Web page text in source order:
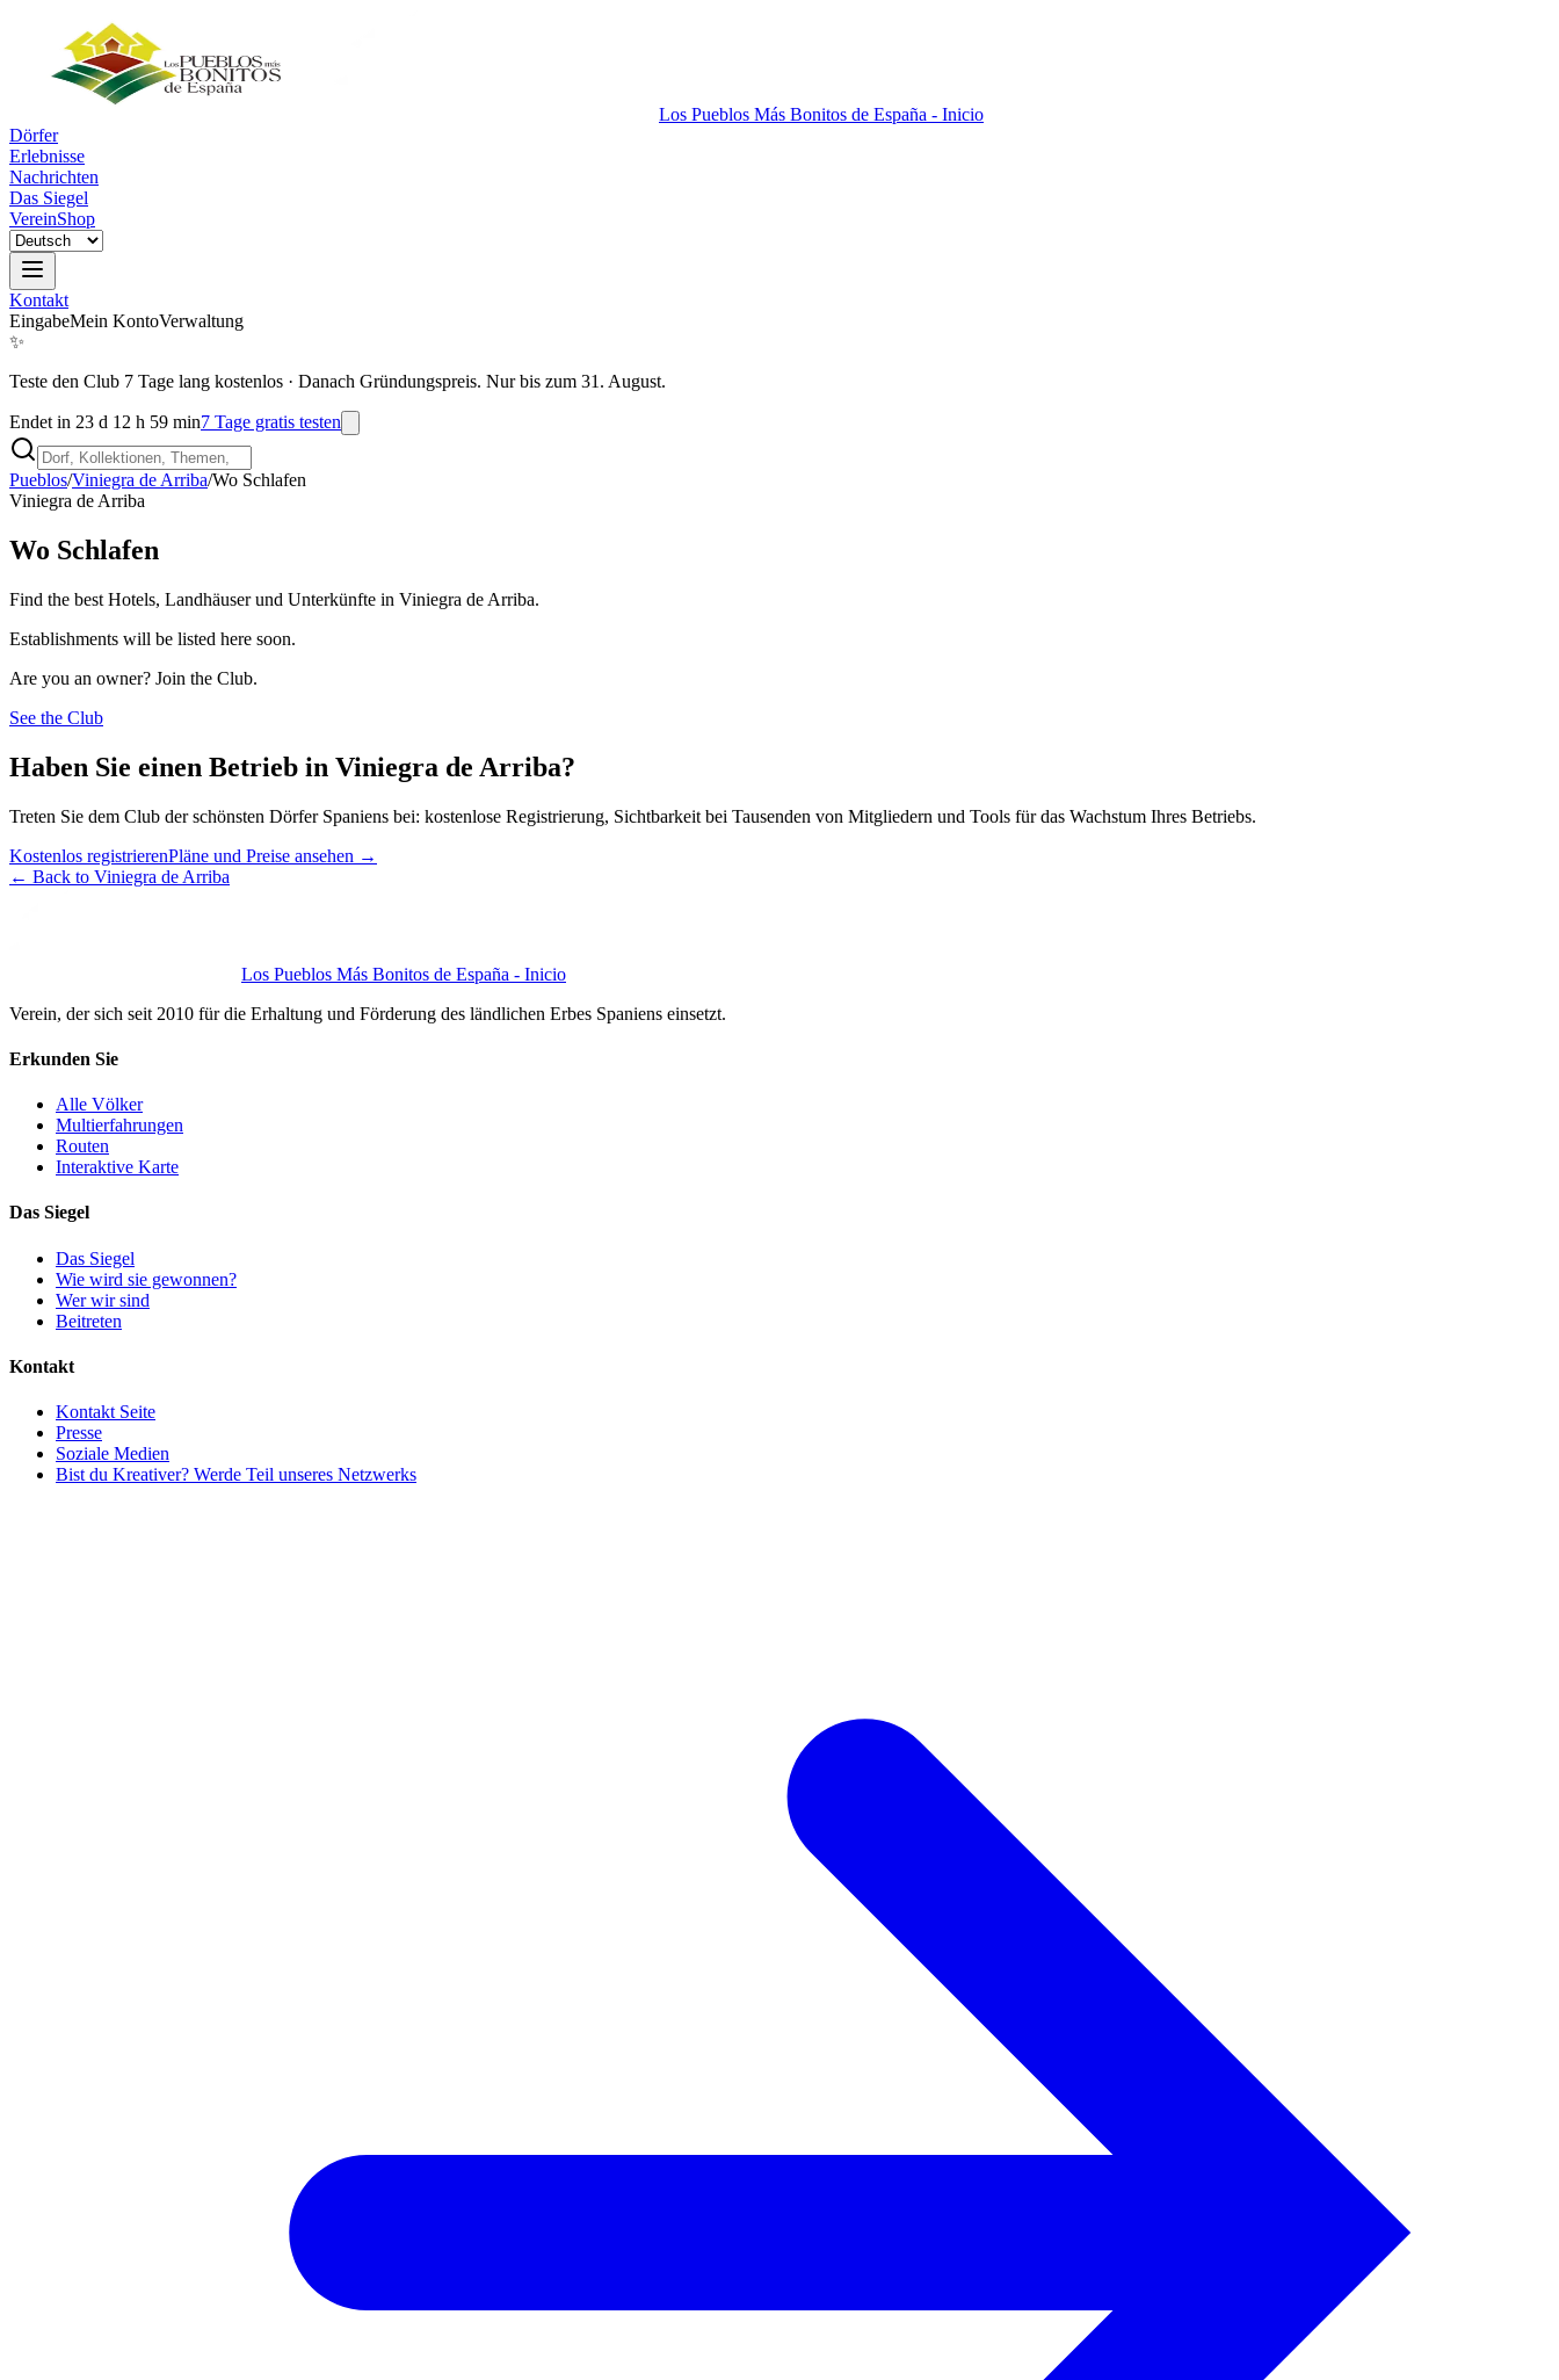
Los Pueblos Más Bonitos de España - Inicio
Dörfer
Erlebnisse
Nachrichten
Das Siegel
VereinShop
Kontakt
EingabeMein KontoVerwaltung
✨
Teste den Club 7 Tage lang kostenlos · Danach Gründungspreis. Nur bis zum 31. August.
Endet in 23 d 12 h 59 min7 Tage gratis testen
Pueblos/Viniegra de Arriba/Wo Schlafen
Viniegra de Arriba
Wo Schlafen
Find the best Hotels, Landhäuser und Unterkünfte in Viniegra de Arriba.
Establishments will be listed here soon.
Are you an owner? Join the Club.
See the Club
Haben Sie einen Betrieb in Viniegra de Arriba?
Treten Sie dem Club der schönsten Dörfer Spaniens bei: kostenlose Registrierung, Sichtbarkeit bei Tausenden von Mitgliedern und Tools für das Wachstum Ihres Betriebs.
Kostenlos registrierenPläne und Preise ansehen →
← Back to Viniegra de Arriba
Los Pueblos Más Bonitos de España - Inicio
Verein, der sich seit 2010 für die Erhaltung und Förderung des ländlichen Erbes Spaniens einsetzt.
Erkunden Sie
Alle Völker
Multierfahrungen
Routen
Interaktive Karte
Das Siegel
Das Siegel
Wie wird sie gewonnen?
Wer wir sind
Beitreten
Kontakt
Kontakt Seite
Presse
Soziale Medien
Bist du Kreativer? Werde Teil unseres Netzwerks